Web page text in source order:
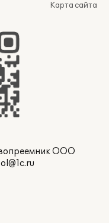
Карта сайта
ООО